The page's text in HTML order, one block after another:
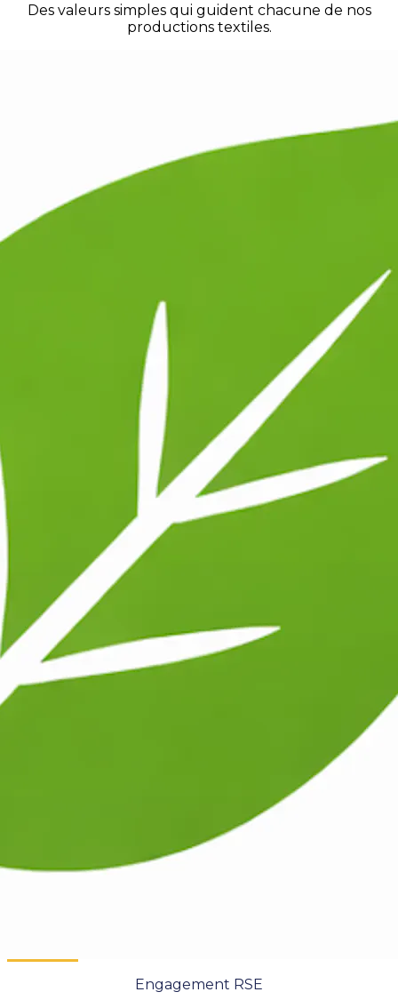
Des valeurs simples qui guident chacune de nos
productions textiles.
Engagement RSE